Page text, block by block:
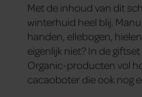
Met de inhoud van dit
winterhuid heel blij.
handen, ellebogen,
eigenlijk niet? In de
Organic-producten vol
cacaoboter die ook nog